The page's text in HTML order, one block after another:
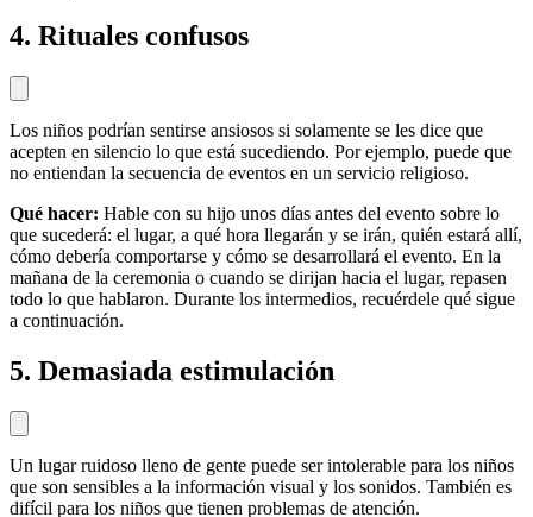
4. Rituales confusos
Los niños podrían sentirse ansiosos si solamente se les dice que
acepten en silencio lo que está sucediendo. Por ejemplo, puede que
no entiendan la secuencia de eventos en un servicio religioso.
Qué hacer: Hable con su hijo unos días antes del evento sobre lo
que sucederá: el lugar, a qué hora llegarán y se irán, quién estará allí,
cómo debería comportarse y cómo se desarrollará el evento. En la
mañana de la ceremonia o cuando se dirijan hacia el lugar, repasen
todo lo que hablaron. Durante los intermedios, recuérdele qué sigue
a continuación.
5. Demasiada estimulación
Un lugar ruidoso lleno de gente puede ser intolerable para los niños
que son sensibles a la información visual y los sonidos. También es
difícil para los niños que tienen problemas de atención.